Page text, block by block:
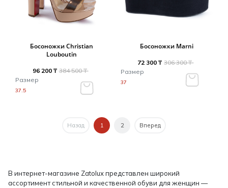
Босоножки Christian
Louboutin
96 200 ₸ 384 500 ₸
Размер
37.5
Босоножки Marni
72 300 ₸ 306 300 ₸
Размер
37
Назад 1 2 Вперед
В интернет-магазине Zatolux представлен широкий
ассортимент стильной и качественной обуви для женщин —